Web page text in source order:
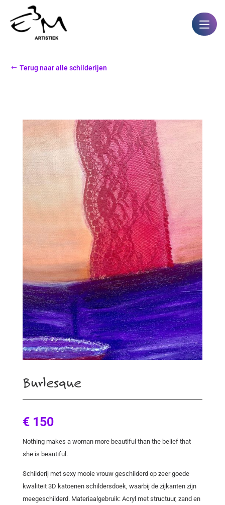
Terug naar alle schilderijen
Burlesque
€ 150
Nothing makes a woman more beautiful than the belief that
she is beautiful.
Schilderij met sexy mooie vrouw geschilderd op zeer goede
kwaliteit 3D katoenen schildersdoek, waarbij de zijkanten zijn
meegeschilderd. Materiaalgebruik: Acryl met structuur, zand en